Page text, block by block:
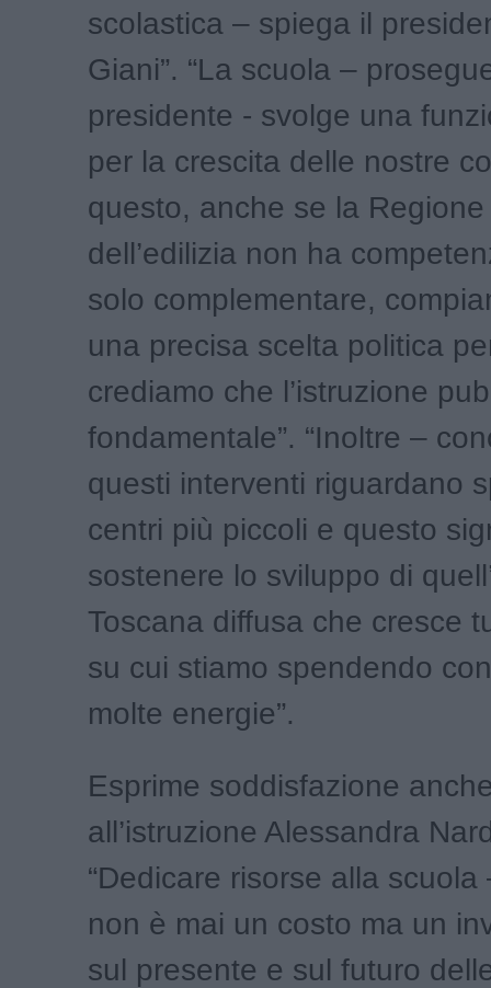
scolastica – spiega il
Giani”. “La scuola –
presidente - svolge una
per la crescita delle nostre
questo, anche se la
dell’edilizia non ha
solo complementare,
una precisa scelta politica
crediamo che l’istruzione
fondamentale”. “Inoltre –
questi interventi riguardano
centri più piccoli e questo
sostenere lo sviluppo di
Toscana diffusa che cresce
su cui stiamo spendendo
molte energie”.
Esprime soddisfazione
all’istruzione Alessandra
“Dedicare risorse alla scuola
non è mai un costo ma un
sul presente e sul futuro